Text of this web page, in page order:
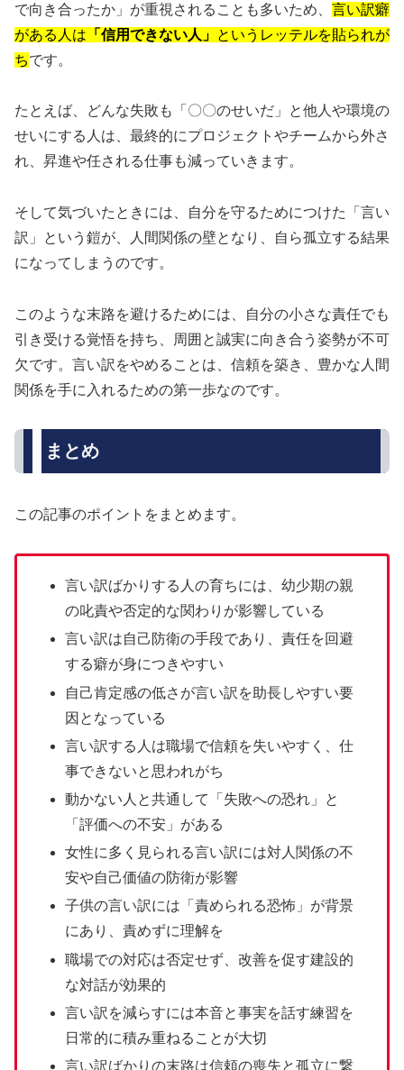
で向き合ったか」が重視されることも多いため、 言い訳癖
がある人は 「信用できない人」 というレッテルを貼られが
ちです。
たとえば、どんな失敗も「〇〇のせいだ」と他人や環境の
せいにする人は、最終的にプロジェクトやチームから外さ
れ、昇進や任される仕事も減っていきます。
そして気づいたときには、自分を守るためにつけた「言い
訳」という鎧が、人間関係の壁となり、自ら孤立する結果
になってしまうのです。
このような末路を避けるためには、自分の小さな責任でも
引き受ける覚悟を持ち、周囲と誠実に向き合う姿勢が不可
欠です。言い訳をやめることは、信頼を築き、豊かな人間
関係を手に入れるための第一歩なのです。
まとめ
この記事のポイントをまとめます。
言い訳ばかりする人の育ちには、幼少期の親
の叱責や否定的な関わりが影響している
言い訳は自己防衛の手段であり、責任を回避
する癖が身につきやすい
自己肯定感の低さが言い訳を助長しやすい要
因となっている
言い訳する人は職場で信頼を失いやすく、仕
事できないと思われがち
動かない人と共通して「失敗への恐れ」と
「評価への不安」がある
女性に多く見られる言い訳には対人関係の不
安や自己価値の防衛が影響
子供の言い訳には「責められる恐怖」が背景
にあり、責めずに理解を
職場での対応は否定せず、改善を促す建設的
な対話が効果的
言い訳を減らすには本音と事実を話す練習を
日常的に積み重ねることが大切
言い訳ばかりの末路は信頼の喪失と孤立に繋